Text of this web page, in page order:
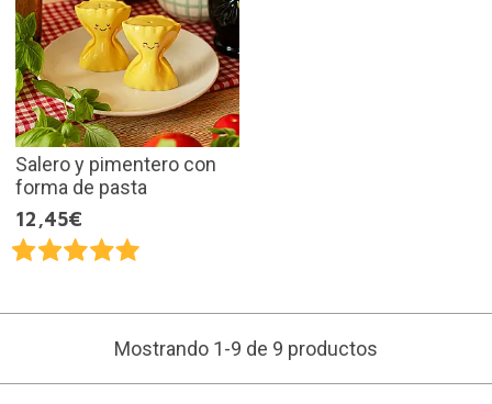
Salero y pimentero con
forma de pasta
12,45€
Mostrando 1-9 de 9 productos